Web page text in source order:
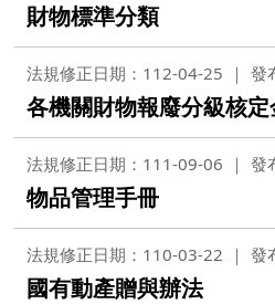
財物標準分類
法規修正日期：112-04-25 發
各機關財物報廢分級核
法規修正日期：111-09-06 發
物品管理手冊
法規修正日期：110-03-22 發
國有動產贈與辦法